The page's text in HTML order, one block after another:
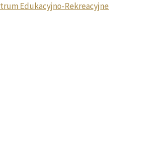
Edukacyjno-Rekreacyjne